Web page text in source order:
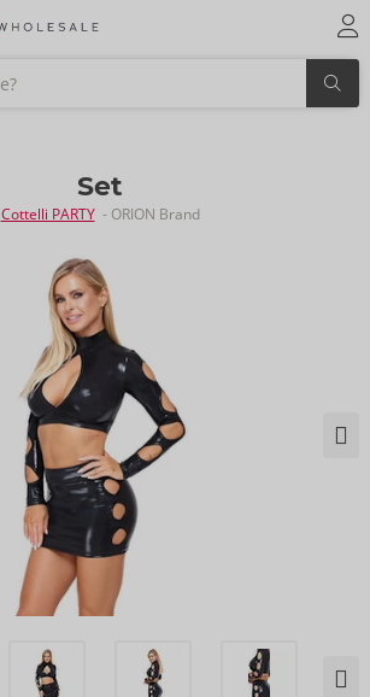
Set
Cottelli PARTY - ORION Brand